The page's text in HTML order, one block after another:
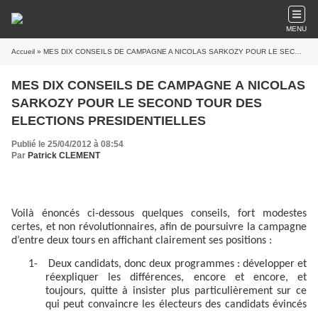
MENU
Accueil » MES DIX CONSEILS DE CAMPAGNE A NICOLAS SARKOZY POUR LE SECOND TOUR DES ELECTIONS PRESIDENTIELLES
MES DIX CONSEILS DE CAMPAGNE A NICOLAS
SARKOZY POUR LE SECOND TOUR DES
ELECTIONS PRESIDENTIELLES
Publié le 25/04/2012 à 08:54
Par Patrick CLEMENT
Voilà énoncés ci-dessous quelques conseils, fort modestes
certes, et non révolutionnaires, afin de poursuivre la campagne
d’entre deux tours en affichant clairement ses positions :
1-
Deux candidats, donc deux programmes : développer et
réexpliquer les différences, encore et encore, et
toujours, quitte à insister plus particulièrement sur ce
qui peut convaincre les électeurs des candidats évincés